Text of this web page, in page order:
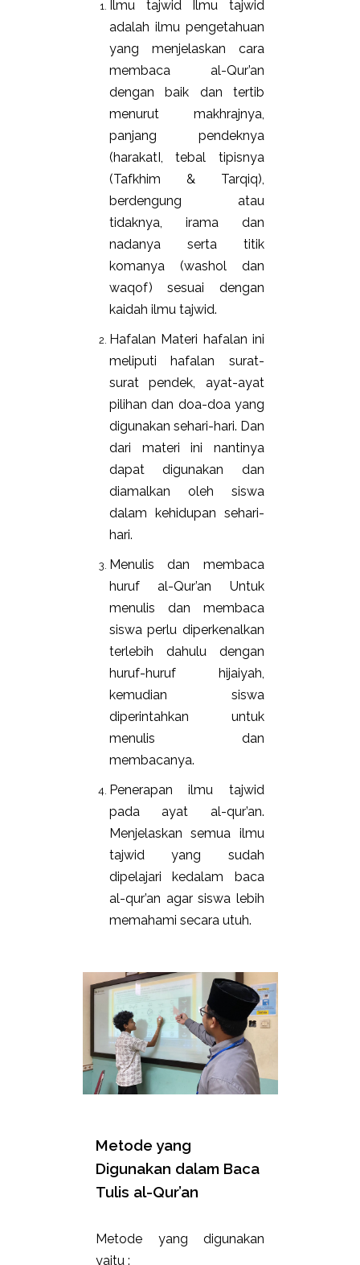
Ilmu tajwid Ilmu tajwid
adalah ilmu pengetahuan
yang menjelaskan cara
membaca al-Qur’an
dengan baik dan tertib
menurut makhrajnya,
panjang pendeknya
(harakatI, tebal tipisnya
(Tafkhim & Tarqiq),
berdengung atau
tidaknya, irama dan
nadanya serta titik
komanya (washol dan
waqof) sesuai dengan
kaidah ilmu tajwid.
Hafalan Materi hafalan ini
meliputi hafalan surat-
surat pendek, ayat-ayat
pilihan dan doa-doa yang
digunakan sehari-hari. Dan
dari materi ini nantinya
dapat digunakan dan
diamalkan oleh siswa
dalam kehidupan sehari-
hari.
Menulis dan membaca
huruf al-Qur’an Untuk
menulis dan membaca
siswa perlu diperkenalkan
terlebih dahulu dengan
huruf-huruf hijaiyah,
kemudian siswa
diperintahkan untuk
menulis dan
membacanya.
Penerapan ilmu tajwid
pada ayat al-qur’an.
Menjelaskan semua ilmu
tajwid yang sudah
dipelajari kedalam baca
al-qur’an agar siswa lebih
memahami secara utuh.
Metode yang
Digunakan dalam Baca
Tulis al-Qur’an
Metode yang digunakan
yaitu :